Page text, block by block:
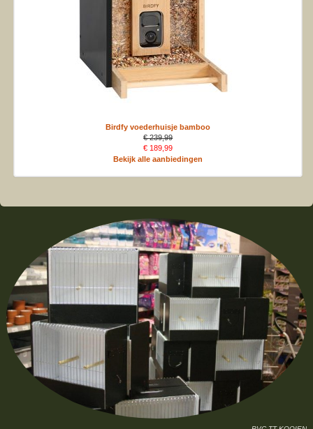
Birdfy voederhuisje bamboo
€ 239,99
€ 189,99
Bekijk alle aanbiedingen